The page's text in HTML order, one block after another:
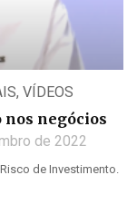
, VÍDEOS
negócios
de 2022
de Investimento.